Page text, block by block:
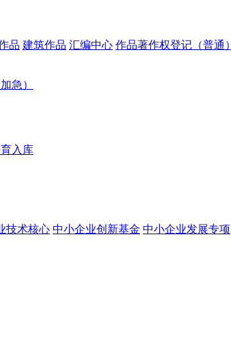
品 建筑作品 汇编中心 作品著作权登记（普通）
急）
入库
技术核心 中小企业创新基金 中小企业发展专项